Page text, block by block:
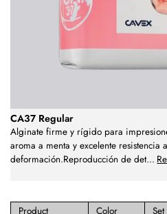
CA37 Regular
Alginate firme y rígido para
aroma a menta y excelente resistencia
deformación.Reproducción de det...
Product Color